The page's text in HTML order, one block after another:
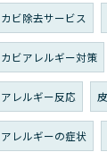
カビ除去サービス
カビアレルギー対策
アレルギー反応
アレルギーの症状